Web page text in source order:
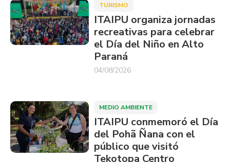
TURISMO
ITAIPU organiza jornadas
recreativas para celebrar
el Día del Niño en Alto
Paraná
04/08/2026
MEDIO AMBIENTE
ITAIPU conmemoró el Día
del Pohã Ñana con el
público que visitó
Tekotopa Centro